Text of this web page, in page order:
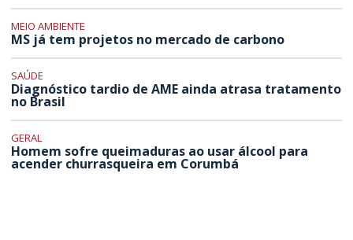
MEIO AMBIENTE
MS já tem projetos no mercado de carbono
SAÚDE
Diagnóstico tardio de AME ainda atrasa tratamento
no Brasil
GERAL
Homem sofre queimaduras ao usar álcool para
acender churrasqueira em Corumbá